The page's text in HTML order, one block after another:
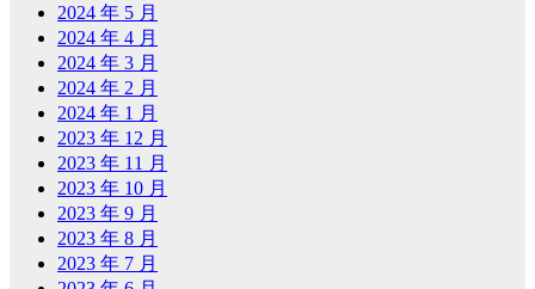
2024 年 5 月
2024 年 4 月
2024 年 3 月
2024 年 2 月
2024 年 1 月
2023 年 12 月
2023 年 11 月
2023 年 10 月
2023 年 9 月
2023 年 8 月
2023 年 7 月